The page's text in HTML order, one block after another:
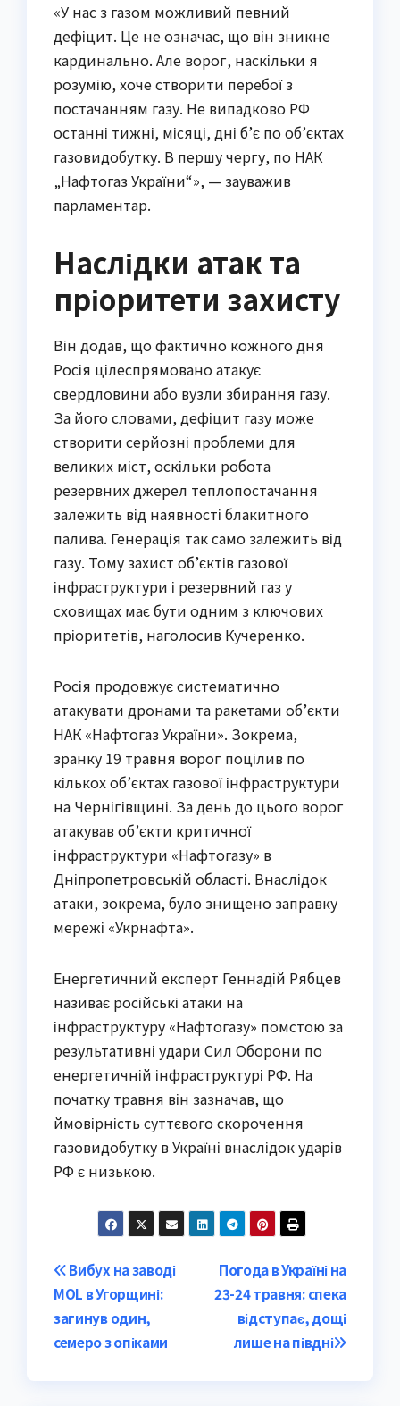
«У нас з газом можливий певний
дефіцит. Це не означає, що він зникне
кардинально. Але ворог, наскільки я
розумію, хоче створити перебої з
постачанням газу. Не випадково РФ
останні тижні, місяці, дні б’є по об’єктах
газовидобутку. В першу чергу, по НАК
„Нафтогаз України“», — зауважив
парламентар.
Наслідки атак та
пріоритети захисту
Він додав, що фактично кожного дня
Росія цілеспрямовано атакує
свердловини або вузли збирання газу.
За його словами, дефіцит газу може
створити серйозні проблеми для
великих міст, оскільки робота
резервних джерел теплопостачання
залежить від наявності блакитного
палива. Генерація так само залежить від
газу. Тому захист об’єктів газової
інфраструктури і резервний газ у
сховищах має бути одним з ключових
пріоритетів, наголосив Кучеренко.
Росія продовжує систематично
атакувати дронами та ракетами об’єкти
НАК «Нафтогаз України». Зокрема,
зранку 19 травня ворог поцілив по
кількох об’єктах газової інфраструктури
на Чернігівщині. За день до цього ворог
атакував об’єкти критичної
інфраструктури «Нафтогазу» в
Дніпропетровській області. Внаслідок
атаки, зокрема, було знищено заправку
мережі «Укрнафта».
Енергетичний експерт Геннадій Рябцев
називає російські атаки на
інфраструктуру «Нафтогазу» помстою за
результативні удари Сил Оборони по
енергетичній інфраструктурі РФ. На
початку травня він зазначав, що
ймовірність суттєвого скорочення
газовидобутку в Україні внаслідок ударів
РФ є низькою.
Post
navigation
Погода в Україні на
23-24 травня: спека
відступає, дощі
лише на півдні
Вибух на заводі
MOL в Угорщині:
загинув один,
семеро з опіками